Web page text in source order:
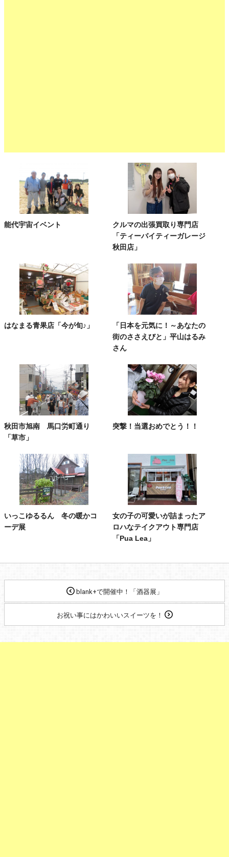
能代宇宙イベント
クルマの出張買取り専門店
「ティーバイティーガレージ
秋田店」
はなまる青果店「今が旬♪」
「日本を元気に！～あなたの
街のささえびと」平山はるみ
さん
秋田市旭南 馬口労町通り
「草市」
突撃！当選おめでとう！！
いっこゆるるん 冬の暖かコ
ーデ展
女の子の可愛いが詰まったア
ロハなテイクアウト専門店
「Pua Lea」
blank+で開催中！「酒器展」
お祝い事にはかわいいスイーツを！